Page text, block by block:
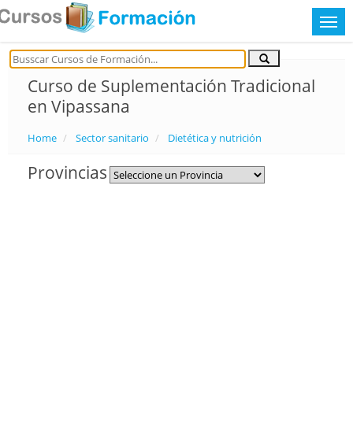
Curso de Suplementación Tradicional
en Vipassana
Home Sector sanitario Dietética y nutrición
Provincias